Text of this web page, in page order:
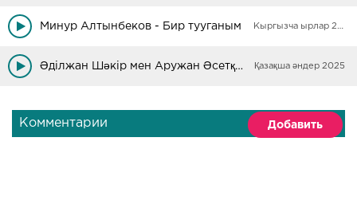
Минур Алтынбеков - Бир тууганым Кыргызча ырлар 2025
Әділжан Шәкір мен Аружан Әсетқызы - Әтірің Қазақша әндер 2025
Комментарии Добавить